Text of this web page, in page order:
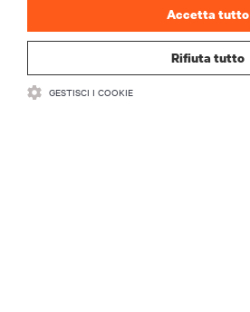
Rifiuta tutto
Accetta tutto
GESTISCI I COOKIE